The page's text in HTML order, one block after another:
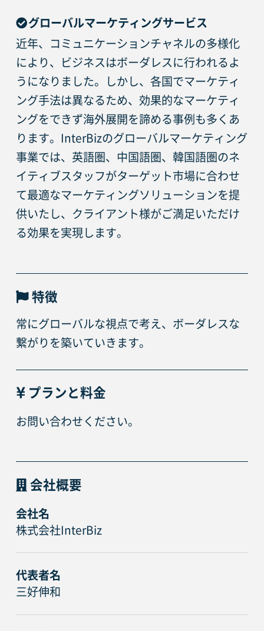
グローバルマーケティングサービス
近年、コミュニケーションチャネルの多様化
により、ビジネスはボーダレスに行われるよ
うになりました。しかし、各国でマーケティ
ング手法は異なるため、効果的なマーケティ
ングをできず海外展開を諦める事例も多くあ
ります。InterBizのグローバルマーケティング
事業では、英語圏、中国語圏、韓国語圏のネ
イティブスタッフがターゲット市場に合わせ
て最適なマーケティングソリューションを提
供いたし、クライアント様がご満足いただけ
る効果を実現します。
特徴
常にグローバルな視点で考え、ボーダレスな
繋がりを築いていきます。
プランと料金
お問い合わせください。
会社概要
会社名
株式会社InterBiz
代表者名
三好伸和